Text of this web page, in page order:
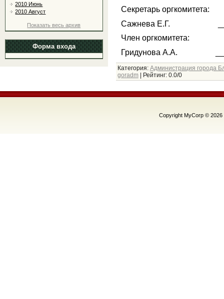
2010 Июнь
2010 Август
Показать весь архив
Форма входа
Секретарь оргкомитета:
Сажнева Е.Г.
Член оргкомитета:
Гридунова А.А.
Категория: Администрация города
goradm| Рейтинг: 0.0/0
Copyright MyCorp © 2026